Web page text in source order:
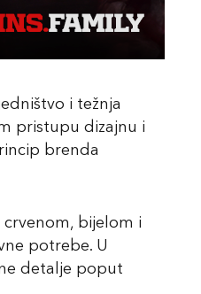
i težnja
pristupu dizajnu i
brenda
crvenom, bijelom i
potrebe. U
detalje poput